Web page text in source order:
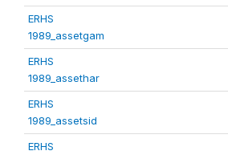
ERHS
1989_assetgam
ERHS
1989_assethar
ERHS
1989_assetsid
ERHS